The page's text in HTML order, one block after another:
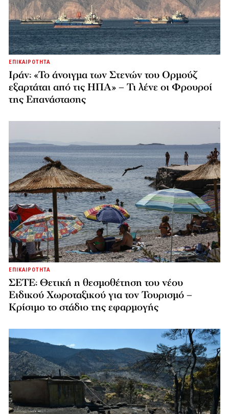
ΕΠΙΚΑΙΡΟΤΗΤΑ
Ιράν: «Το άνοιγμα των Στενών του Ορμούζ
εξαρτάται από τις ΗΠΑ» – Τι λένε οι Φρουροί
της Επανάστασης
ΕΠΙΚΑΙΡΟΤΗΤΑ
ΣΕΤΕ: Θετική η θεσμοθέτηση του νέου
Ειδικού Χωροταξικού για τον Τουρισμό –
Κρίσιμο το στάδιο της εφαρμογής